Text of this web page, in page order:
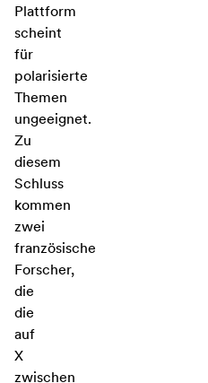
Plattform
scheint
für
polarisierte
Themen
ungeeignet.
Zu
diesem
Schluss
kommen
zwei
französische
Forscher,
die
die
auf
X
zwischen